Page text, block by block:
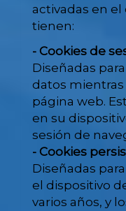
activadas en el
tienen:
- Cookies de
Diseñadas
datos mientras
página web.
en su
sesión de
- Cookies
Diseñadas
el dispositivo
varios años, y